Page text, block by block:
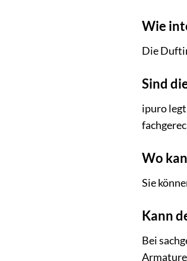
Wie
Die
Sind
ipuro
Wo
Sie
Kann
Bei